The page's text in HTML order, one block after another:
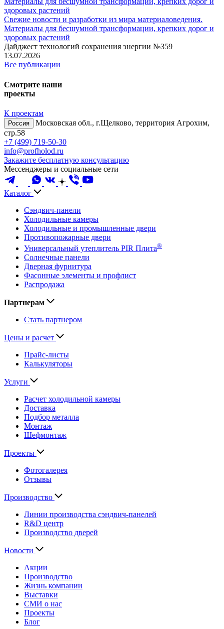
Свежие новости и разработки из мира материаловедения.
Материалы для бесшумной трансформации, крепких дорог и
здоровых растений
Дайджест технологий сохранения энергии №359
13.07.2026
Все публикации
Смотрите наши
проекты
К проектам
Россия
Московская обл., г.Щелково, территория Агрохим,
стр.58
+7 (499) 719-50-30
info@profholod.ru
Закажите бесплатную консультацию
Мессенджеры и социальные сети
Каталог
Сэндвич-панели
Холодильные камеры
Холодильные и промышленные двери
Противопожарные двери
Универсальный утеплитель PIR Плита®
Солнечные панели
Дверная фурнитура
Фасонные элементы и профлист
Распродажа
Партнерам
Стать партнером
Цены и расчет
Прайс-листы
Калькуляторы
Услуги
Расчет холодильной камеры
Доставка
Подбор металла
Монтаж
Шефмонтаж
Проекты
Фотогалерея
Отзывы
Производство
Линии производства сэндвич-панелей
R&D центр
Производство дверей
Новости
Акции
Производство
Жизнь компании
Выставки
СМИ о нас
Проекты
Блог